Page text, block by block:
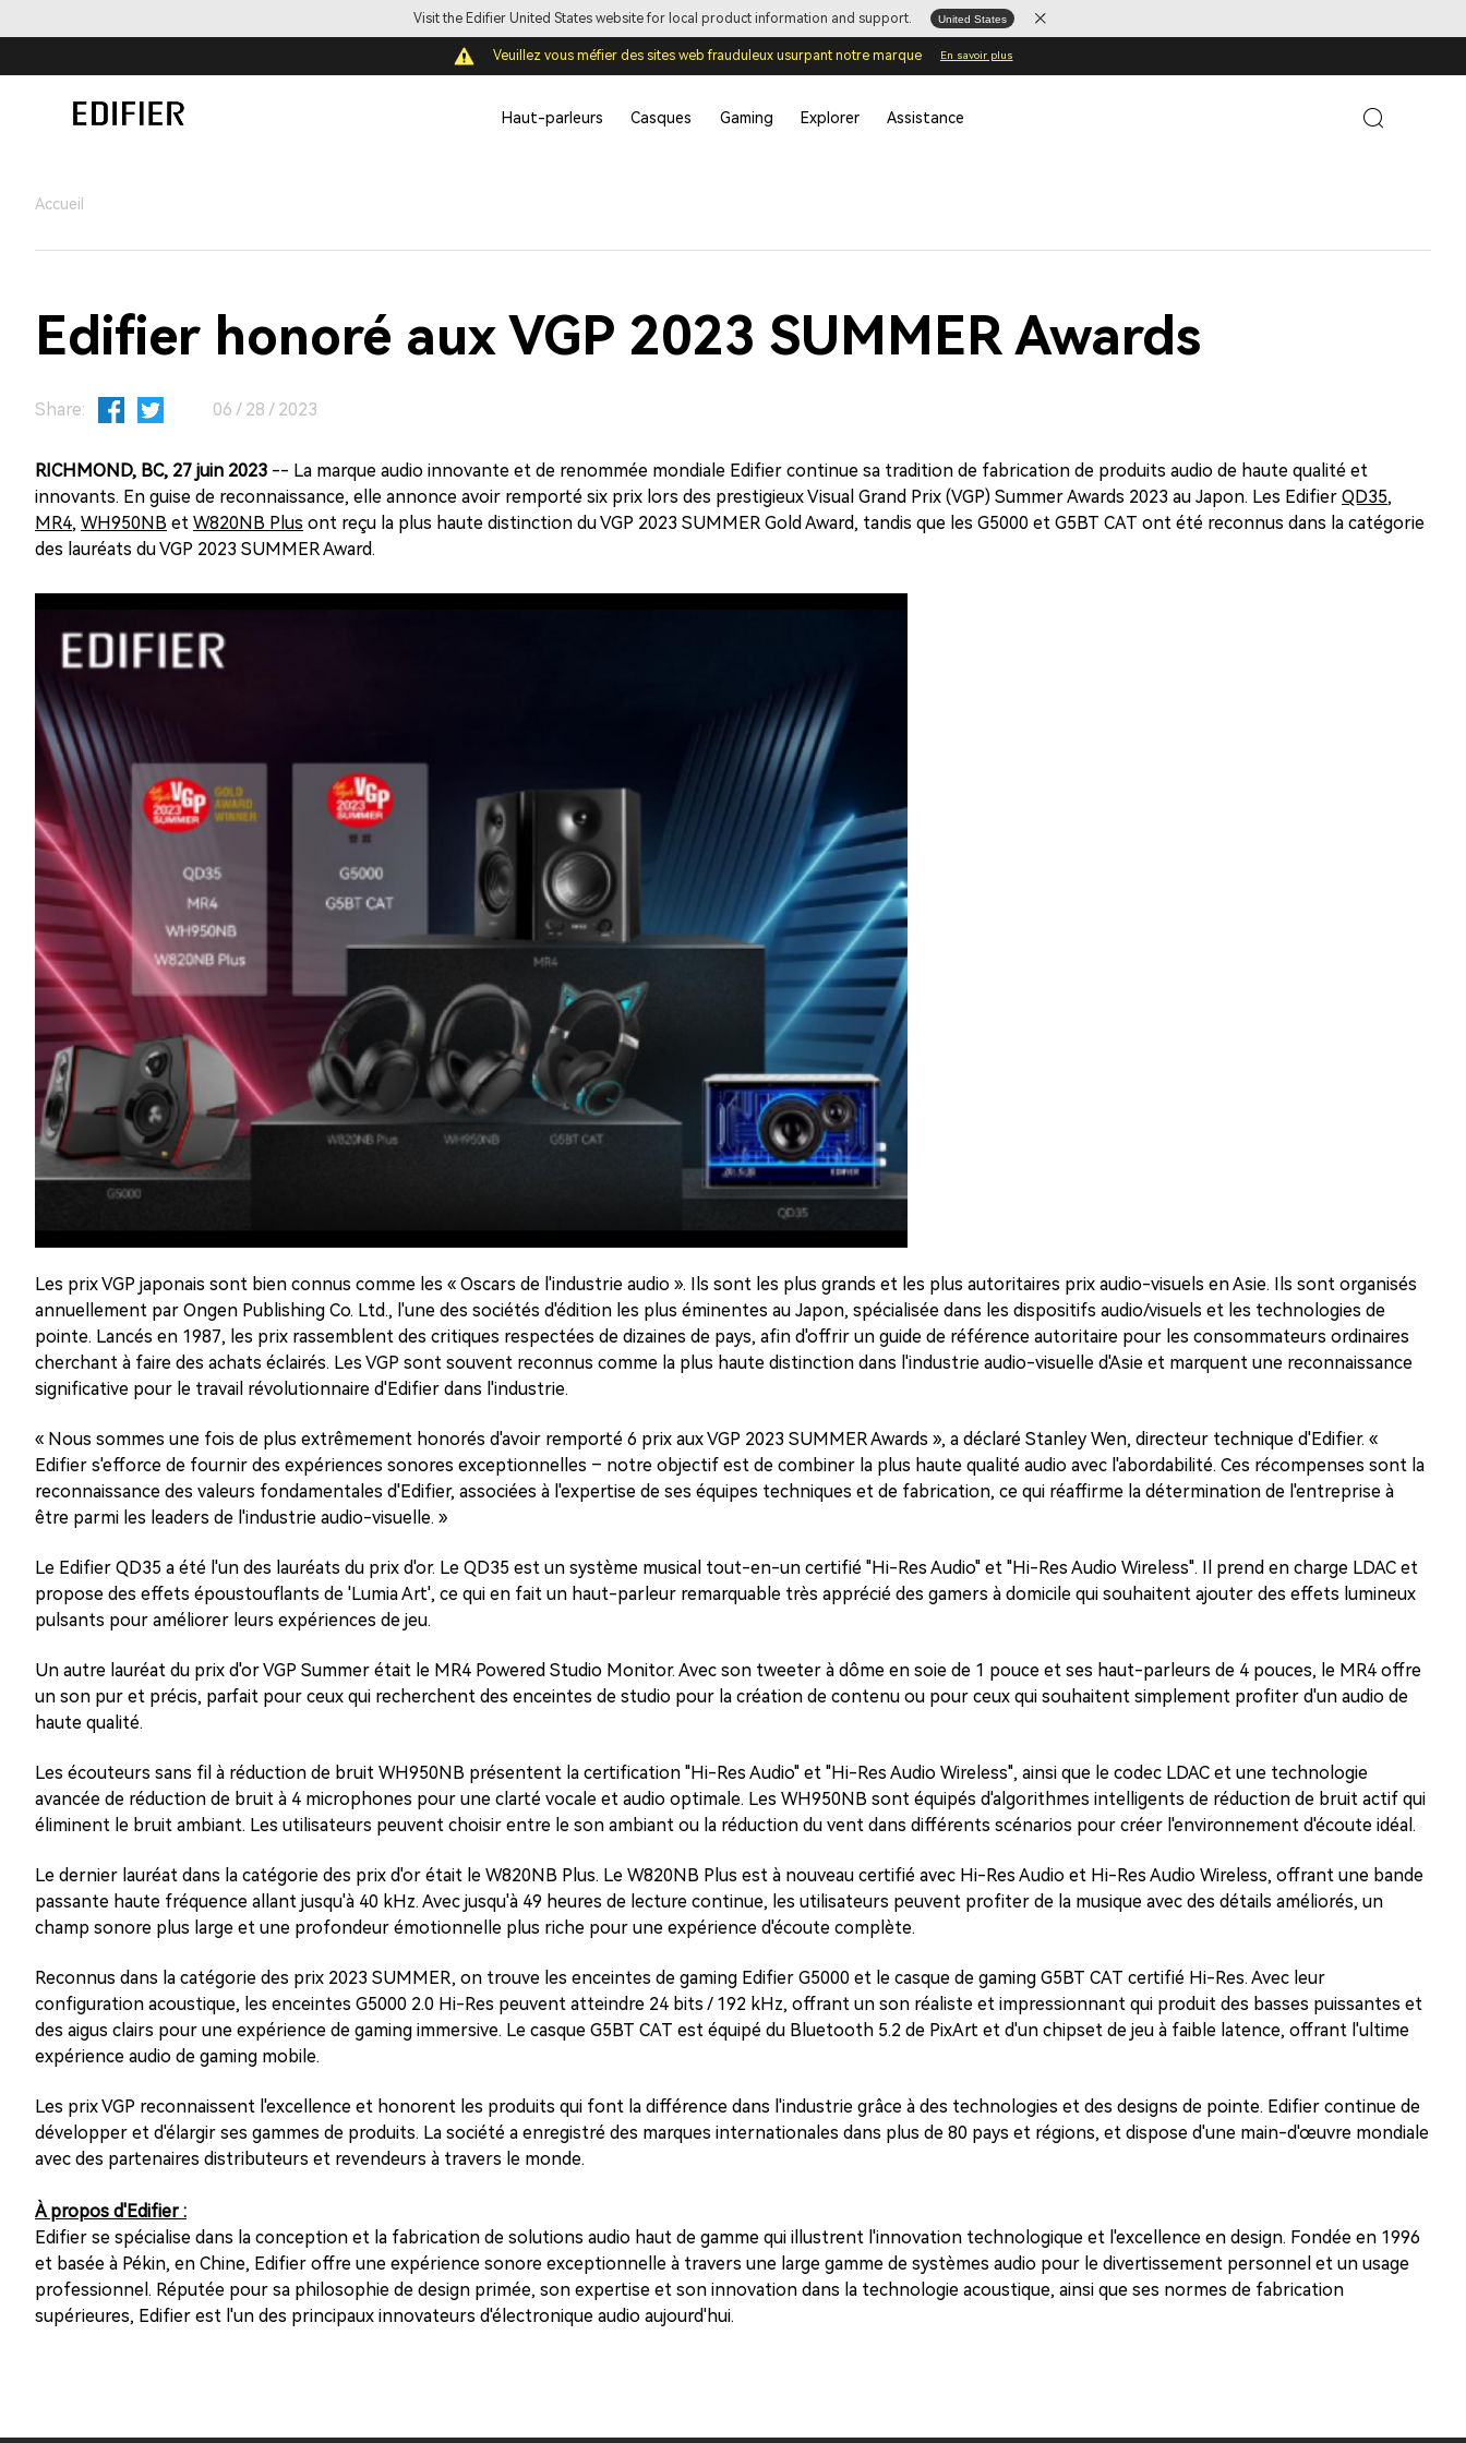
Visit the Edifier United States website for local product information and support. United States
Veuillez vous méfier des sites web frauduleux usurpant notre marque En savoir plus
Haut-parleurs Casques Gaming Explorer Assistance
Accueil
Edifier honoré aux VGP 2023 SUMMER Awards
Share: 06 / 28 / 2023
RICHMOND, BC, 27 juin 2023 -- La marque audio innovante et de renommée mondiale Edifier continue sa tradition de fabrication de produits audio de haute qualité et
innovants. En guise de reconnaissance, elle annonce avoir remporté six prix lors des prestigieux Visual Grand Prix (VGP) Summer Awards 2023 au Japon. Les Edifier QD35,
MR4, WH950NB et W820NB Plus ont reçu la plus haute distinction du VGP 2023 SUMMER Gold Award, tandis que les G5000 et G5BT CAT ont été reconnus dans la catégorie
des lauréats du VGP 2023 SUMMER Award.
Les prix VGP japonais sont bien connus comme les « Oscars de l'industrie audio ». Ils sont les plus grands et les plus autoritaires prix audio-visuels en Asie. Ils sont organisés
annuellement par Ongen Publishing Co. Ltd., l'une des sociétés d'édition les plus éminentes au Japon, spécialisée dans les dispositifs audio/visuels et les technologies de
pointe. Lancés en 1987, les prix rassemblent des critiques respectées de dizaines de pays, afin d'offrir un guide de référence autoritaire pour les consommateurs ordinaires
cherchant à faire des achats éclairés. Les VGP sont souvent reconnus comme la plus haute distinction dans l'industrie audio-visuelle d'Asie et marquent une reconnaissance
significative pour le travail révolutionnaire d'Edifier dans l'industrie.
« Nous sommes une fois de plus extrêmement honorés d'avoir remporté 6 prix aux VGP 2023 SUMMER Awards », a déclaré Stanley Wen, directeur technique d'Edifier. «
Edifier s'efforce de fournir des expériences sonores exceptionnelles – notre objectif est de combiner la plus haute qualité audio avec l'abordabilité. Ces récompenses sont la
reconnaissance des valeurs fondamentales d'Edifier, associées à l'expertise de ses équipes techniques et de fabrication, ce qui réaffirme la détermination de l'entreprise à
être parmi les leaders de l'industrie audio-visuelle. »
Le Edifier QD35 a été l'un des lauréats du prix d'or. Le QD35 est un système musical tout-en-un certifié "Hi-Res Audio" et "Hi-Res Audio Wireless". Il prend en charge LDAC et
propose des effets époustouflants de 'Lumia Art', ce qui en fait un haut-parleur remarquable très apprécié des gamers à domicile qui souhaitent ajouter des effets lumineux
pulsants pour améliorer leurs expériences de jeu.
Un autre lauréat du prix d'or VGP Summer était le MR4 Powered Studio Monitor. Avec son tweeter à dôme en soie de 1 pouce et ses haut-parleurs de 4 pouces, le MR4 offre
un son pur et précis, parfait pour ceux qui recherchent des enceintes de studio pour la création de contenu ou pour ceux qui souhaitent simplement profiter d'un audio de
haute qualité.
Les écouteurs sans fil à réduction de bruit WH950NB présentent la certification "Hi-Res Audio" et "Hi-Res Audio Wireless", ainsi que le codec LDAC et une technologie
avancée de réduction de bruit à 4 microphones pour une clarté vocale et audio optimale. Les WH950NB sont équipés d'algorithmes intelligents de réduction de bruit actif qui
éliminent le bruit ambiant. Les utilisateurs peuvent choisir entre le son ambiant ou la réduction du vent dans différents scénarios pour créer l'environnement d'écoute idéal.
Le dernier lauréat dans la catégorie des prix d'or était le W820NB Plus. Le W820NB Plus est à nouveau certifié avec Hi-Res Audio et Hi-Res Audio Wireless, offrant une bande
passante haute fréquence allant jusqu'à 40 kHz. Avec jusqu'à 49 heures de lecture continue, les utilisateurs peuvent profiter de la musique avec des détails améliorés, un
champ sonore plus large et une profondeur émotionnelle plus riche pour une expérience d'écoute complète.
Reconnus dans la catégorie des prix 2023 SUMMER, on trouve les enceintes de gaming Edifier G5000 et le casque de gaming G5BT CAT certifié Hi-Res. Avec leur
configuration acoustique, les enceintes G5000 2.0 Hi-Res peuvent atteindre 24 bits / 192 kHz, offrant un son réaliste et impressionnant qui produit des basses puissantes et
des aigus clairs pour une expérience de gaming immersive. Le casque G5BT CAT est équipé du Bluetooth 5.2 de PixArt et d'un chipset de jeu à faible latence, offrant l'ultime
expérience audio de gaming mobile.
Les prix VGP reconnaissent l'excellence et honorent les produits qui font la différence dans l'industrie grâce à des technologies et des designs de pointe. Edifier continue de
développer et d'élargir ses gammes de produits. La société a enregistré des marques internationales dans plus de 80 pays et régions, et dispose d'une main-d'œuvre mondiale
avec des partenaires distributeurs et revendeurs à travers le monde.
À propos d'Edifier :
Edifier se spécialise dans la conception et la fabrication de solutions audio haut de gamme qui illustrent l'innovation technologique et l'excellence en design. Fondée en 1996
et basée à Pékin, en Chine, Edifier offre une expérience sonore exceptionnelle à travers une large gamme de systèmes audio pour le divertissement personnel et un usage
professionnel. Réputée pour sa philosophie de design primée, son expertise et son innovation dans la technologie acoustique, ainsi que ses normes de fabrication
supérieures, Edifier est l'un des principaux innovateurs d'électronique audio aujourd'hui.